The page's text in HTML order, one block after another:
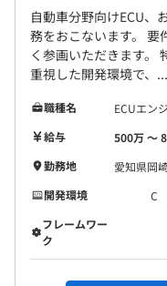
自動車分野向けECU、
務をおこないます。 要
く参画いただきます。
重視した開発環境で、...
職種名
ECUエン
給与
500万 〜
勤務地
愛知県岡
開発環境
C
フレームワー
ク